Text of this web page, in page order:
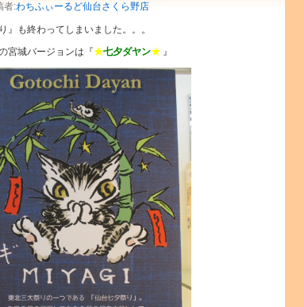
者:わちふぃーるど仙台さくら野店
』も終わってしまいました。。。
宮城バージョンは『★七夕ダヤン★ 』